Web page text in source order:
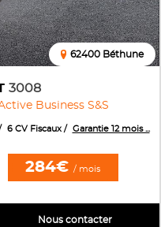
3008
Business S&S
62400 Béthune
6 CV Fiscaux Garantie 12 mois ...
284€ / mois
Nous contacter